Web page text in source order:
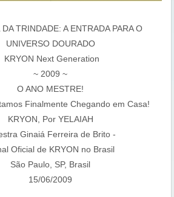
TRINDADE: A ENTRADA PARA O
UNIVERSO DOURADO
KRYON Next Generation
~ 2009 ~
O ANO MESTRE!
Finalmente Chegando em Casa!
KRYON, Por YELAIAH
Ginaiá Ferreira de Brito -
Oficial de KRYON no Brasil
São Paulo, SP, Brasil
15/06/2009